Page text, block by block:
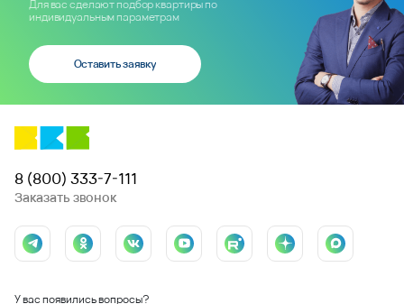
Для вас сделают подбор квартиры по
индивидуальным параметрам
Оставить заявку
8 (800) 333-7-111
Заказать звонок
У вас появились вопросы?